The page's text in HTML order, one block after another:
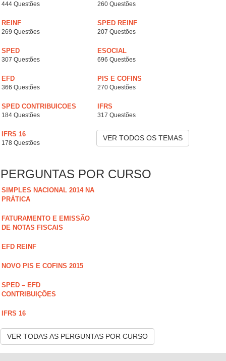
444 Questões 260 Questões
REINF
269 Questões
SPED REINF
207 Questões
SPED
307 Questões
ESOCIAL
696 Questões
EFD
366 Questões
PIS E COFINS
270 Questões
SPED CONTRIBUICOES
184 Questões
IFRS
317 Questões
IFRS 16
178 Questões
VER TODOS OS TEMAS
PERGUNTAS POR CURSO
SIMPLES NACIONAL 2014 NA
PRÁTICA
FATURAMENTO E EMISSÃO
DE NOTAS FISCAIS
EFD REINF
NOVO PIS E COFINS 2015
SPED – EFD
CONTRIBUIÇÕES
IFRS 16
VER TODAS AS PERGUNTAS POR CURSO